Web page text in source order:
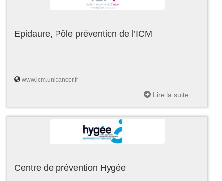
Epidaure, Pôle prévention de l’ICM
www.icm.unicancer.fr
Lire la suite
Centre de prévention Hygée